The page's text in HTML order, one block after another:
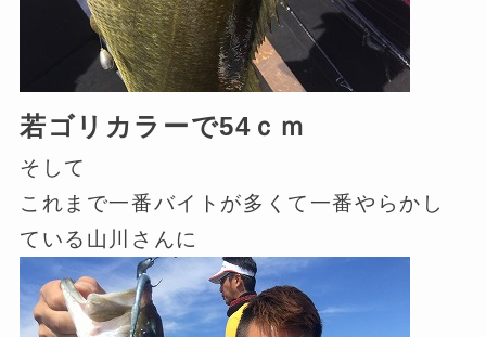
若ゴリカラーで54ｃｍ
そして
これまで一番バイトが多くて一番やらかし
ている山川さんに